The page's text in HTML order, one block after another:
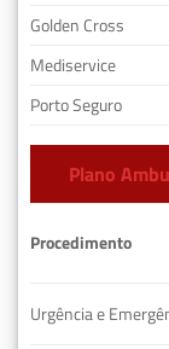
Golden Cross
Mediservice
Porto Seguro
Plano
Procedimento
Urgência e